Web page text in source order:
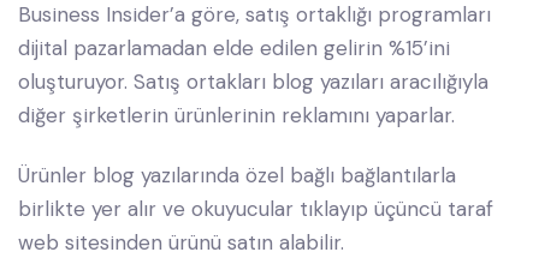
Business Insider’a göre, satış ortaklığı programları
dijital pazarlamadan elde edilen gelirin %15’ini
oluşturuyor. Satış ortakları blog yazıları aracılığıyla
diğer şirketlerin ürünlerinin reklamını yaparlar.
Ürünler blog yazılarında özel bağlı bağlantılarla
birlikte yer alır ve okuyucular tıklayıp üçüncü taraf
web sitesinden ürünü satın alabilir.